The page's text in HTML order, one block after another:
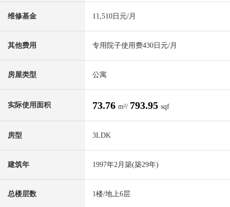
维修基金 11,510日元/月
其他费用 专用院子使用费430日元/月
房屋类型 公寓
实际使用面积 73.76 m²/ 793.95 sqf
房型 3LDK
建筑年 1997年2月築(築29年)
总楼层数 1楼/地上6层